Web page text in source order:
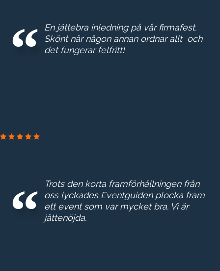
En jättebra inledning på vår firmafest.
Skönt när någon annan ordnar allt och
det fungerar felfritt!
Trots den korta framförhållningen från
oss lyckades Eventguiden plocka fram
ett event som var mycket bra. Vi är
jättenöjda.